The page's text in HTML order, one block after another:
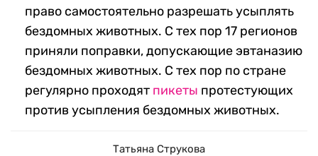
право самостоятельно разрешать усыплять
бездомных животных. С тех пор 17 регионов
приняли поправки, допускающие эвтаназию
бездомных животных. С тех пор по стране
регулярно проходят пикеты протестующих
против усыпления бездомных животных.
Татьяна Струкова